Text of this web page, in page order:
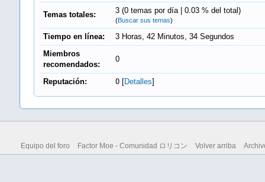
Temas totales: 3 (0 temas por día | 0.03 % del total)
(Buscar sus temas)
Tiempo en línea:
3 Horas, 42 Minutos, 34 Segundos
Miembros
recomendados:
0
Reputación: 0 [Detalles]
Equipo del foro Factor Moe - Comunidad ロリコン Volver arriba